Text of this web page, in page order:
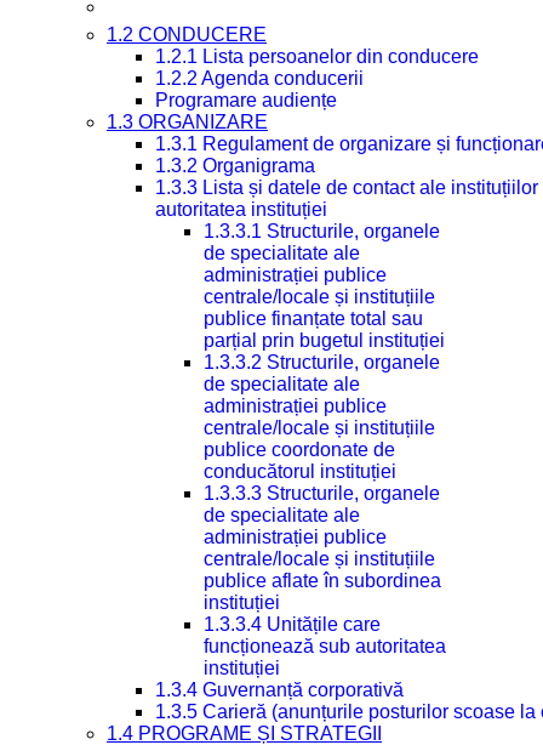
1.2 CONDUCERE
1.2.1 Lista persoanelor din conducere
1.2.2 Agenda conducerii
Programare audiențe
1.3 ORGANIZARE
1.3.1 Regulament de organizare și
1.3.2 Organigrama
1.3.3 Lista și datele de contact ale
autoritatea instituției
1.3.3.1 Structurile, organele
de specialitate ale
administrației publice
centrale/locale și instituțiile
publice finanțate total sau
parțial prin bugetul instituției
1.3.3.2 Structurile, organele
de specialitate ale
administrației publice
centrale/locale și instituțiile
publice coordonate de
conducătorul instituției
1.3.3.3 Structurile, organele
de specialitate ale
administrației publice
centrale/locale și instituțiile
publice aflate în subordinea
instituției
1.3.3.4 Unitățile care
funcționează sub autoritatea
instituției
1.3.4 Guvernanță corporativă
1.3.5 Carieră (anunțurile posturilor scoase la
1.4 PROGRAME ȘI STRATEGII